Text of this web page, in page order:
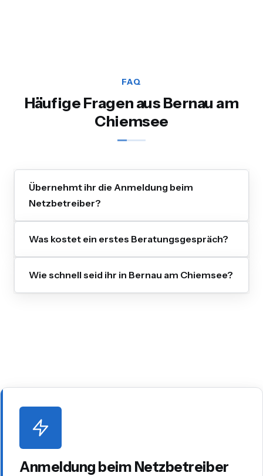
FAQ
Häufige Fragen aus Bernau am
Chiemsee
Übernehmt ihr die Anmeldung beim
Netzbetreiber?
Was kostet ein erstes Beratungsgespräch?
Wie schnell seid ihr in Bernau am Chiemsee?
Anmeldung beim Netzbetreiber